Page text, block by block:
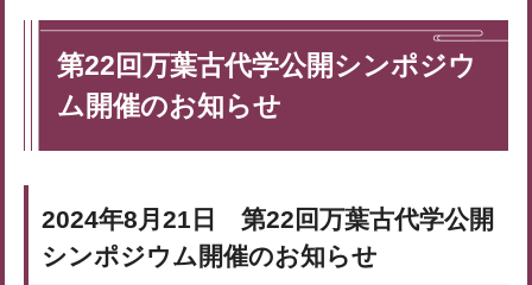
第22回万葉古代学公開シンポジウ
ム開催のお知らせ
2024年8月21日 第22回万葉古代学公開
シンポジウム開催のお知らせ